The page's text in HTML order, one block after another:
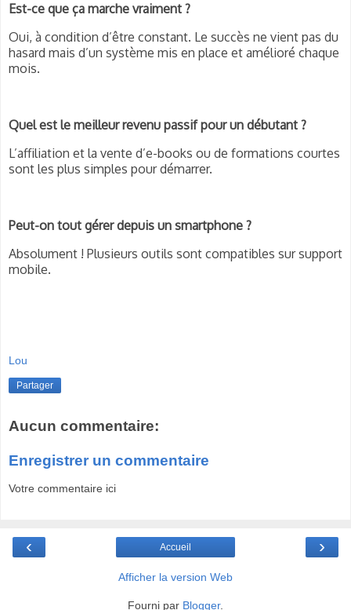
Est-ce que ça marche vraiment ?
Oui, à condition d’être constant. Le succès ne vient pas du
hasard mais d’un système mis en place et amélioré chaque
mois.
Quel est le meilleur revenu passif pour un débutant ?
L’affiliation et la vente d’e-books ou de formations courtes
sont les plus simples pour démarrer.
Peut-on tout gérer depuis un smartphone ?
Absolument ! Plusieurs outils sont compatibles sur support
mobile.
Lou
Partager
Aucun commentaire:
Enregistrer un commentaire
Votre commentaire ici
‹ ›
Accueil
Afficher la version Web
Fourni par Blogger.